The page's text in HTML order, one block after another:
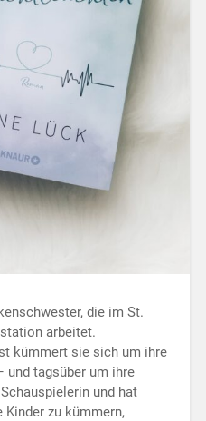
die im St.
arbeitet.
kümmert sie sich um ihre
und tagsüber um ihre
und hat
Kinder zu kümmern,